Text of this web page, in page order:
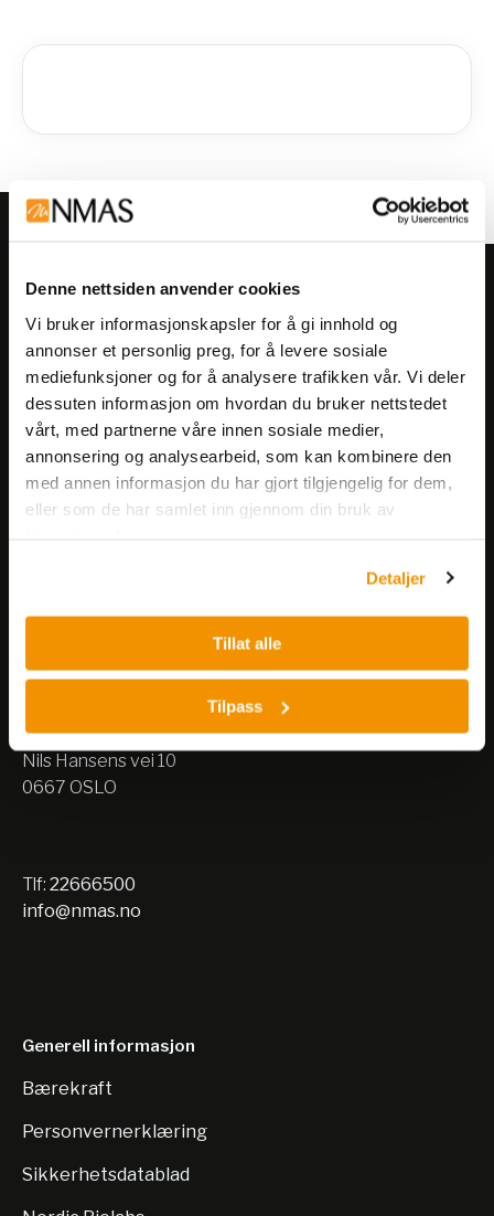
Denne nettsiden anvender cookies
Vi bruker informasjonskapsler for å gi innhold og
annonser et personlig preg, for å levere sosiale
mediefunksjoner og for å analysere trafikken vår. Vi deler
dessuten informasjon om hvordan du bruker nettstedet
vårt, med partnerne våre innen sosiale medier,
annonsering og analysearbeid, som kan kombinere den
med annen informasjon du har gjort tilgjengelig for dem,
eller som de har samlet inn gjennom din bruk av
Detaljer
Tillat alle
Tilpass
Meld deg på vårt nyhetsbrev!
Få informasjon om produkter,
arrangementer og kampanjer.
Meld på nyhetsbrev
Nils Hansens vei 8
Lager:
Nils Hansens vei 10
0667 OSLO
Tlf: 22666500
info@nmas.no
Generell informasjon
Bærekraft
Personvernerklæring
Sikkerhetsdatablad